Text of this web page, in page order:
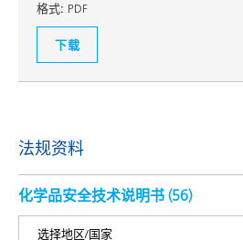
格式: PDF
下载
法规资料
化学品安全技术说明书 (56)